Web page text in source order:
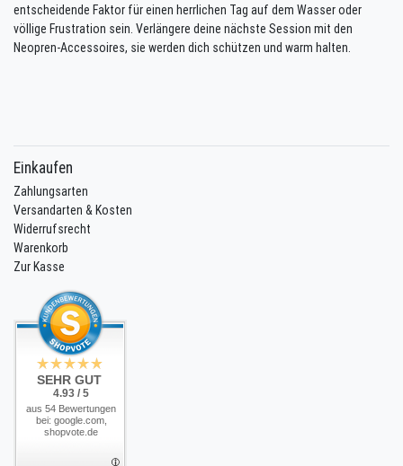
entscheidende Faktor für einen herrlichen Tag auf dem Wasser oder
völlige Frustration sein. Verlängere deine nächste Session mit den
Neopren-Accessoires, sie werden dich schützen und warm halten.
Einkaufen
Zahlungsarten
Versandarten & Kosten
Widerrufsrecht
Warenkorb
Zur Kasse
SEHR GUT
4.93 / 5
aus 54 Bewertungen
bei: google.com,
shopvote.de